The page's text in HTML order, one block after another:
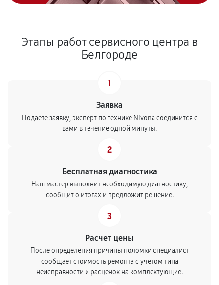
Этапы работ сервисного центра в
Белгороде
1
Заявка
Подаете заявку, эксперт по технике Nivona соединится с
вами в течение одной минуты.
2
Бесплатная диагностика
Наш мастер выполнит необходимую диагностику,
сообщит о итогах и предложит решение.
3
Расчет цены
После определения причины поломки специалист
сообщает стоимость ремонта с учетом типа
неисправности и расценок на комплектующие.